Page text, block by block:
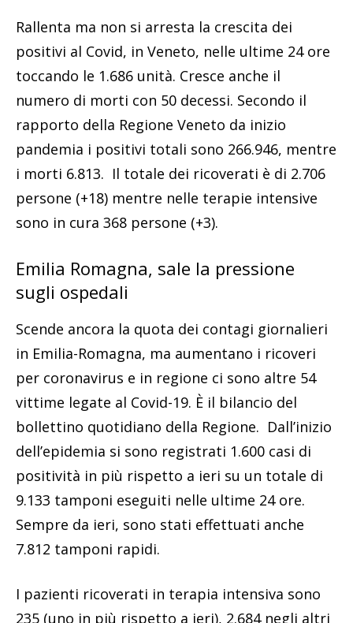
Rallenta ma non si arresta la crescita dei
positivi al Covid, in Veneto, nelle ultime 24 ore
toccando le 1.686 unità. Cresce anche il
numero di morti con 50 decessi. Secondo il
rapporto della Regione Veneto da inizio
pandemia i positivi totali sono 266.946, mentre
i morti 6.813. Il totale dei ricoverati è di 2.706
persone (+18) mentre nelle terapie intensive
sono in cura 368 persone (+3).
Emilia Romagna, sale la pressione
sugli ospedali
Scende ancora la quota dei contagi giornalieri
in Emilia-Romagna, ma aumentano i ricoveri
per coronavirus e in regione ci sono altre 54
vittime legate al Covid-19. È il bilancio del
bollettino quotidiano della Regione. Dall’inizio
dell’epidemia si sono registrati 1.600 casi di
positività in più rispetto a ieri su un totale di
9.133 tamponi eseguiti nelle ultime 24 ore.
Sempre da ieri, sono stati effettuati anche
7.812 tamponi rapidi.
I pazienti ricoverati in terapia intensiva sono
235 (uno in più rispetto a ieri), 2.684 negli altri